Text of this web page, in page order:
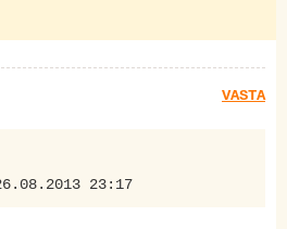
VASTA
23:17